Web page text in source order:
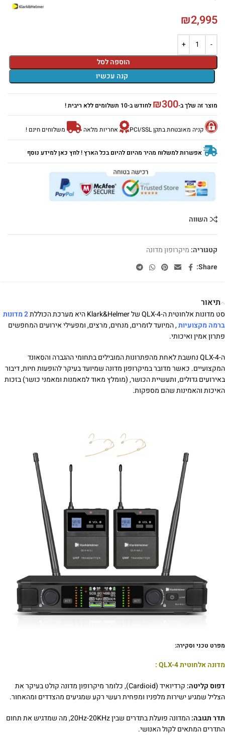
₪2,995
הוספה לסל
קנה עכשיו
מוצר זה שלך ב- ₪300 לחודש ב-10 תשלומים ללא ריבית !
קניה מאובטחת בתקן PCI/SSL אחריות מלאה משלוחים חינם !
אפשרות למשלוח מהיר מהיום להיום בכל הארץ ! לחץ כאן למידע נוסף
השווה
קטגוריה: מיקרופון מדונה
Share:
תיאור
סט מדונות אלחוטית ה-QLX-4 של Klark&Helmer היא מערכת הכוללת
2 מדונות
ברמה מקצועיות, המיועד לזמרים, מנחים, מרצים, ומפעילי אירועים המחפשים
פתרון אמין ואיכותי.
ה-QLX-4
נחשבת לאחת מהפתרונות המובילים בתחומי ההגברה והסאונד
המקצועיים. כאשר מדובר במיקרופון מדונה שמיועד בעיקר להופעות חיות, דיבור
באירועים גדולים, ותעשיית הכושר, (מומלץ מאוד למאמנות ומאמני כושר) בזכות
האיכות והאמינות שהם מספקות.
מפרט טכני וסקירה:
מדונה אלחוטית QLX-4 :
דפוס קליטה:
קרדיואיד (Cardioid), כלומר מיקרופון מדונה קולט בעיקר את
הצליל שמגיע ישירות מלפניו ומפחית רעשי רקע שמגיעים מהצדדים ומהאחור.
תדר תגובה:
המדונה פועלת בתדרים שבין 20Hz-20KHz, מה שמדגיש את תחום
התדרים המתאים לקול האנושי.